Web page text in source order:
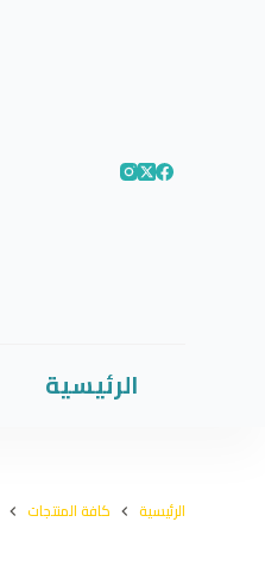
الرئيسية
الرئيسية كافة المنتجات